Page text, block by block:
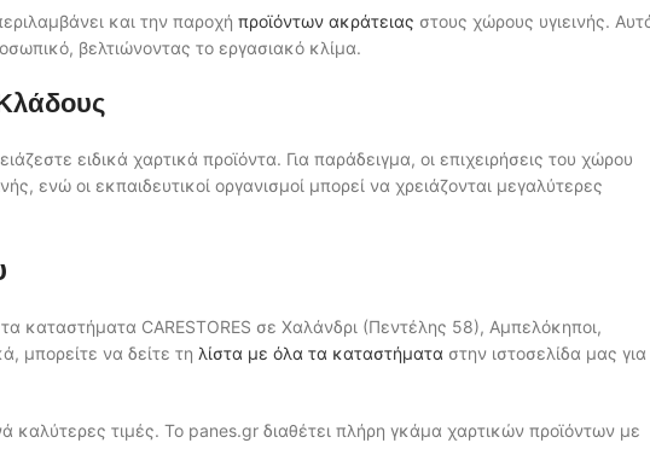
και την παροχή προϊόντων ακράτειας στους χώρους υγιεινής.
βελτιώνοντας το εργασιακό κλίμα.
ειδικά χαρτικά προϊόντα. Για παράδειγμα, οι επιχειρήσεις του χώρου
ενώ οι εκπαιδευτικοί οργανισμοί μπορεί να χρειάζονται μεγαλύτερες
καταστήματα CARESTORES σε Χαλάνδρι (Πεντέλης 58), Αμπελόκηποι,
μπορείτε να δείτε τη λίστα με όλα τα καταστήματα στην ιστοσελίδα μας για
καλύτερες τιμές. Το panes.gr διαθέτει πλήρη γκάμα χαρτικών προϊόντων με